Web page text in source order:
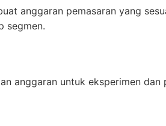
anggaran pemasaran yang
segmen.
anggaran untuk eksperimen dan